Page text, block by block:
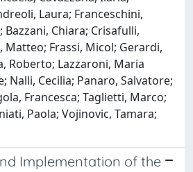
Laura; Franceschini,
Bazzani, Chiara; Crisafulli,
Matteo; Frassi, Micol; Gerardi,
Roberto; Lazzaroni, Maria
Nalli, Cecilia; Panaro, Salvatore;
Francesca; Taglietti, Marco;
Paola; Vojinovic, Tamara;
Implementation of the